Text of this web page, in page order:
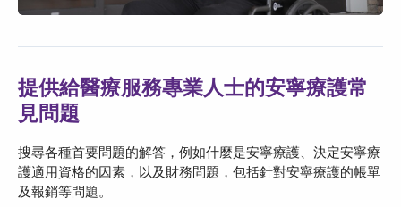
提供給醫療服務專業人士的安寧療護常
見問題
搜尋各種首要問題的解答，例如什麼是安寧療護、決定安寧療
護適用資格的因素，以及財務問題，包括針對安寧療護的帳單
及報銷等問題。